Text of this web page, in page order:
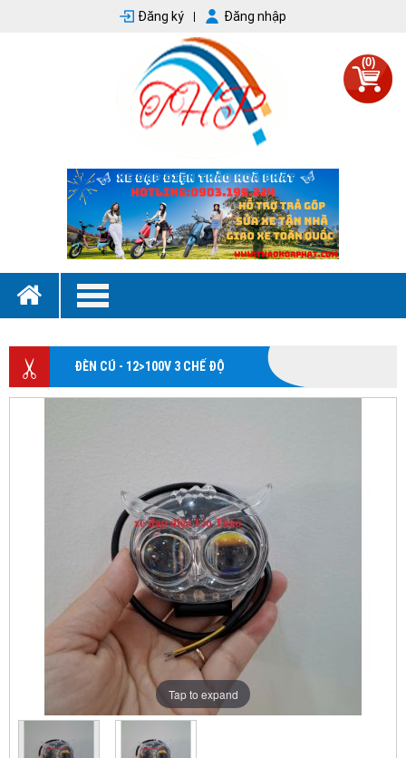
Đăng ký Đăng nhập
(0)
ĐÈN CÚ - 12>100V 3 CHẾ ĐỘ
Tap to expand